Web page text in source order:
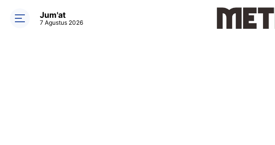
Jum'at
7 Agustus 2026